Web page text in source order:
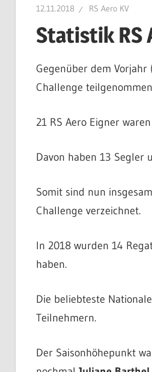
Aero
KV
e.V.
12.11.2018 RS Aero KV
Statistik RS
Gegenüber dem Vorjahr
Challenge
21 RS Aero Eigner
Davon haben 13 Segler
Somit sind nun
Challenge verzeichnet.
In 2018 wurden 14
haben.
Die beliebteste
Teilnehmern.
Der Saisonhöhepunkt